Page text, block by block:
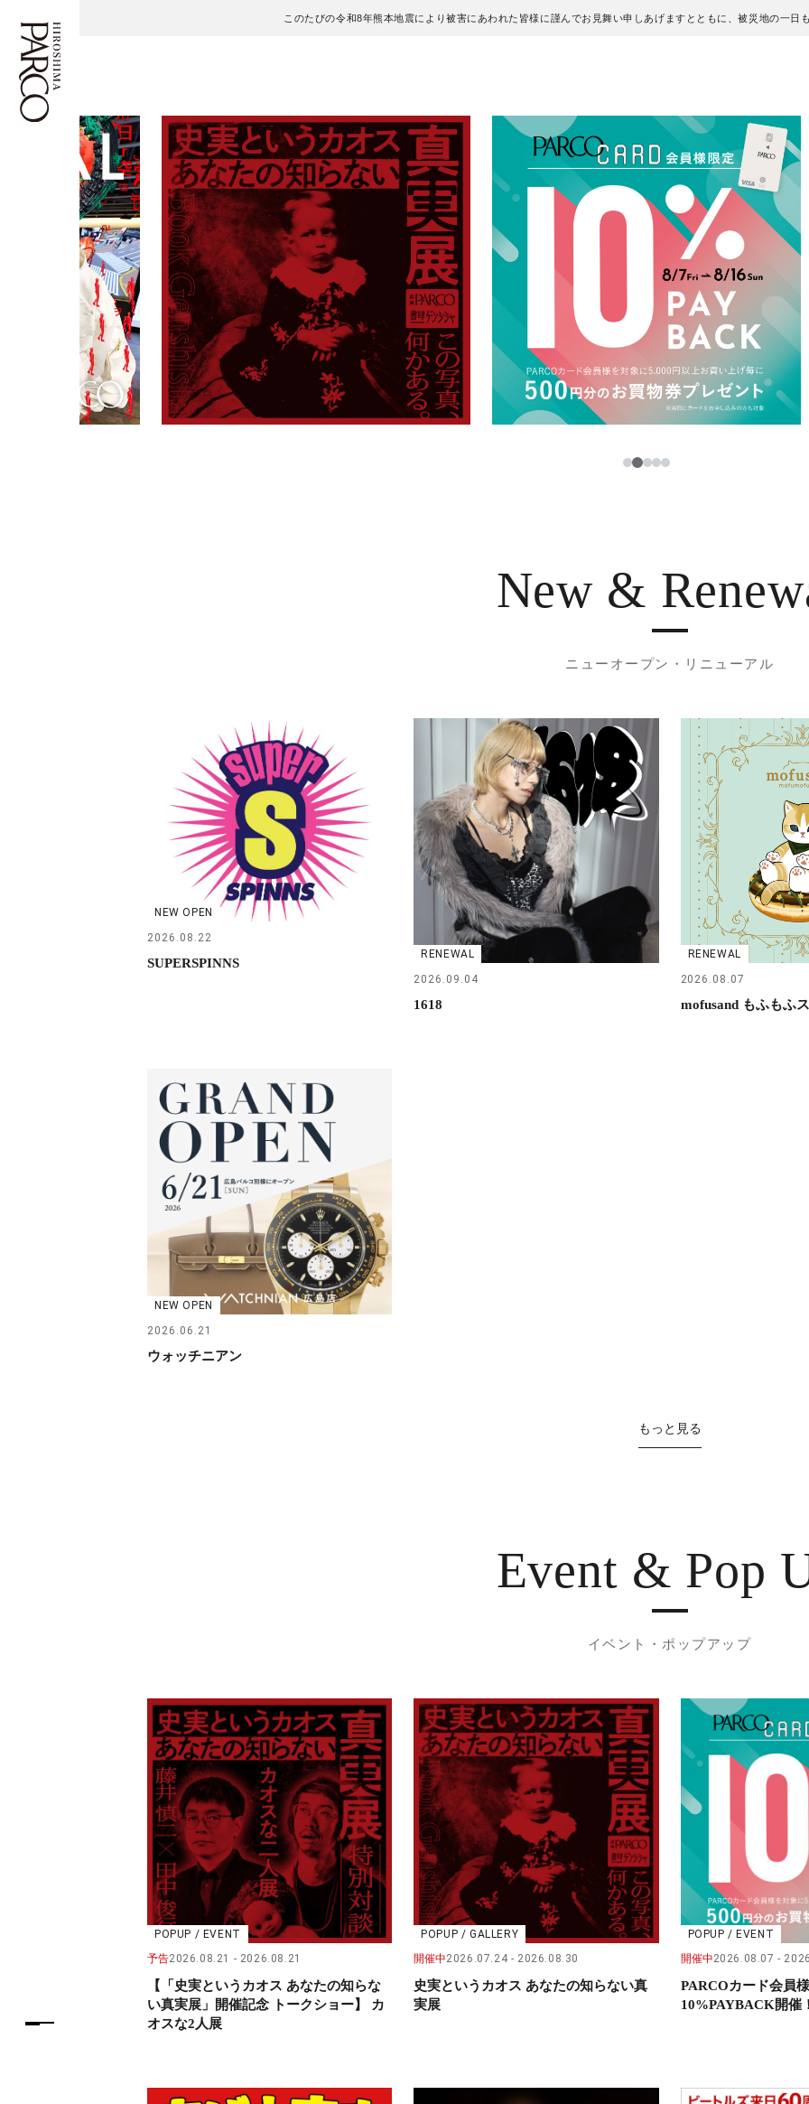
このたびの令和8年熊本地震により被害にあわれた皆様に謹んでお見舞い申しあげますとともに、被災地の一日
フロアガイド
施設案内・アクセス
イベント・ポップアップ
ニュース
レストラン・カフェ
TAX FREE
PARCOメンバーズ
ENGLISH
繁体字
簡体字
한국어
ภาษาไทย
日本語
12345
New &
ニューオープン・リニューアル
NEW OPEN
2026.08.22
SUPERSPINNS
RENEWAL
2026.09.04
1618
RENEWAL
2026.08.07
mofusand もふもふ
NEW OPEN
2026.06.21
ウォッチニアン
もっと見る
Event & Pop
イベント・ポップアップ
POPUP / EVENT
予告2026.08.21 2026.08.21
【「史実というカオス あなたの知らな
い真実展」開催記念 トークショー】 カ
オスな2人展
POPUP / GALLERY
開催中2026.07.24 2026.08.30
史実というカオス あなたの知らない真
実展
POPUP / EVENT
開催中2026.08.07
PARCOカード会
10%PAYBACK開催